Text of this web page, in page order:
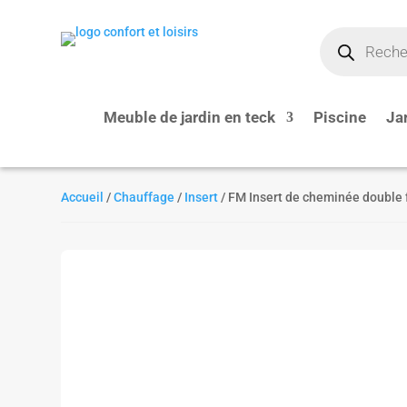
produits
Meuble de jardin en teck Piscine
Accueil /Chauffage / Insert / FM Insert de cheminée double